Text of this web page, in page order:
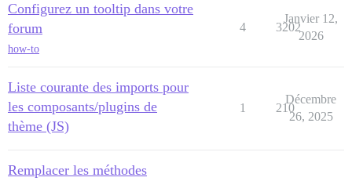
Configurez un tooltip dans votre
forum
how-to
4 3202
Janvier 12,
2026
Liste courante des imports pour
les composants/plugins de
thème (JS)
1 210
Décembre
26, 2025
Remplacer les méthodes